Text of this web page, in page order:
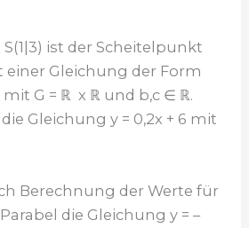
ist der Scheitelpunkt
einer Gleichung der Form
mit G = ℝ x ℝ und b,c ∈ ℝ.
Gleichung y = 0,2x + 6 mit
Berechnung der Werte für
die Gleichung y = –